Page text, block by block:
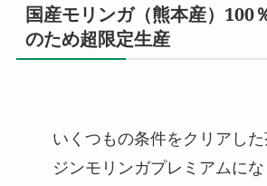
国産モリンガ（熊本産）
のため超限定生産
いくつもの条件をクリアし
ジンモリンガプレミアムにな